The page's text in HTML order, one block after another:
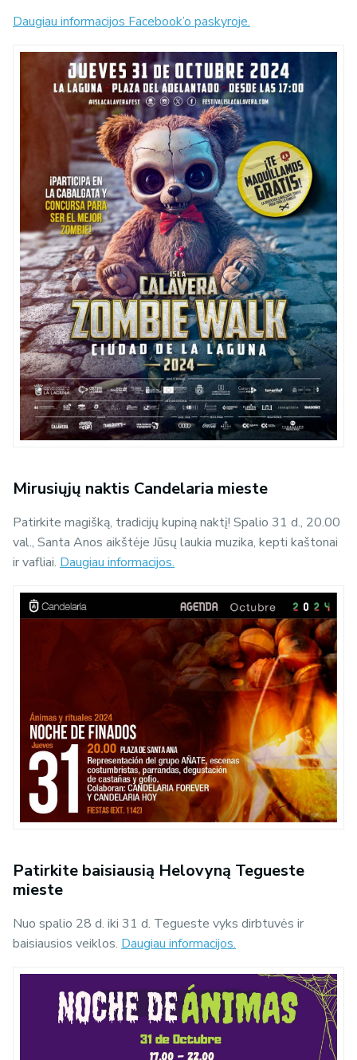
Daugiau informacijos Facebook’o paskyroje.
Mirusiųjų naktis Candelaria mieste
Patirkite magišką, tradicijų kupiną naktį! Spalio 31 d., 20.00
val., Santa Anos aikštėje Jūsų laukia muzika, kepti kaštonai
ir vafliai. Daugiau informacijos.
Patirkite baisiausią Helovyną Tegueste
mieste
Nuo spalio 28 d. iki 31 d. Tegueste vyks dirbtuvės ir
baisiausios veiklos. Daugiau informacijos.